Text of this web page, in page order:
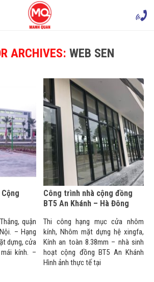
ARCHIVES: WEB SEN
quận
– Hạng
dựng, cửa
kính. –
Công trình nhà cộng đồng
BT5 An Khánh – Hà Đông
Thi công hạng mục cửa nhôm
kính, Nhôm mặt dựng hệ xingfa,
Kính an toàn 8.38mm – nhà sinh
hoạt cộng đồng BT5 An Khánh
Hình ảnh thực tế tại